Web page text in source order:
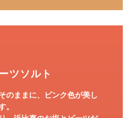
ツソルト
のままに、ピンク色が美し
。